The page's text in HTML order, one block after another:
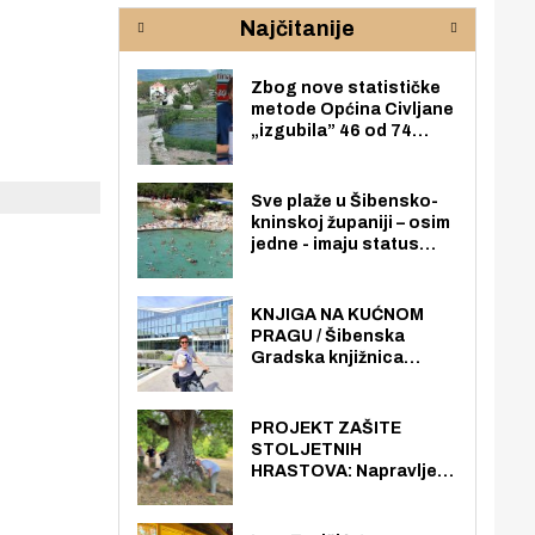
rijeke Krke
Najčitanije
Zbog nove statističke
metode Općina Civljane
„izgubila” 46 od 74
nego radno sposobnih
osoba među svojih 170
stanovnika.
Sve plaže u Šibensko-
kninskoj županiji – osim
jedne - imaju status
općoj upotrebi. Pristup
je slobodan i besplatan
za sve građane i
KNJIGA NA KUĆNOM
PRAGU / Šibenska
Gradska knjižnica
knjiga na kućnu adresu
električnim biciklom.
PROJEKT ZAŠITE
STOLJETNIH
HRASTOVA: Napravljen